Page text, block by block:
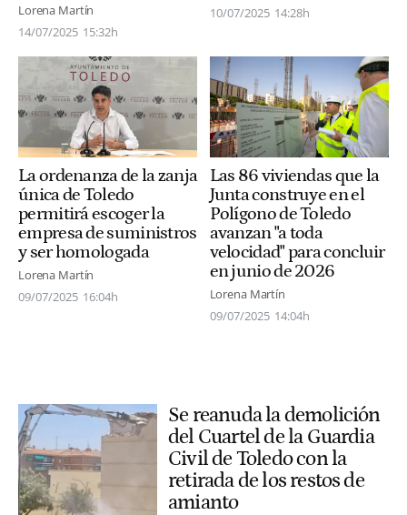
Lorena Martín
14/07/2025 15:32h
10/07/2025 14:28h
La ordenanza de la zanja
única de Toledo
permitirá escoger la
empresa de suministros
y ser homologada
Lorena Martín
09/07/2025 16:04h
Las 86 viviendas que la
Junta construye en el
Polígono de Toledo
avanzan "a toda
velocidad" para concluir
en junio de 2026
Lorena Martín
09/07/2025 14:04h
Se reanuda la demolición
del Cuartel de la Guardia
Civil de Toledo con la
retirada de los restos de
amianto